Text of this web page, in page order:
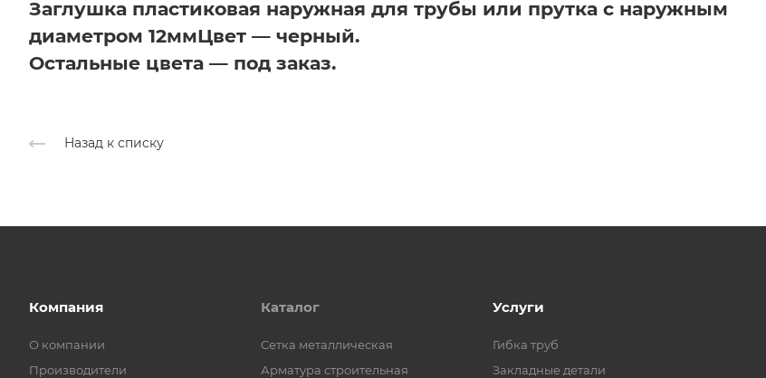
Заглушка пластиковая наружная для трубы или прутка с наружным
диаметром 12ммЦвет — черный.
Остальные цвета — под заказ.
Назад к списку
Компания
О компании
Производители
Каталог
Cетка металлическая
Арматура строительная
Услуги
Гибка труб
Закладные детали